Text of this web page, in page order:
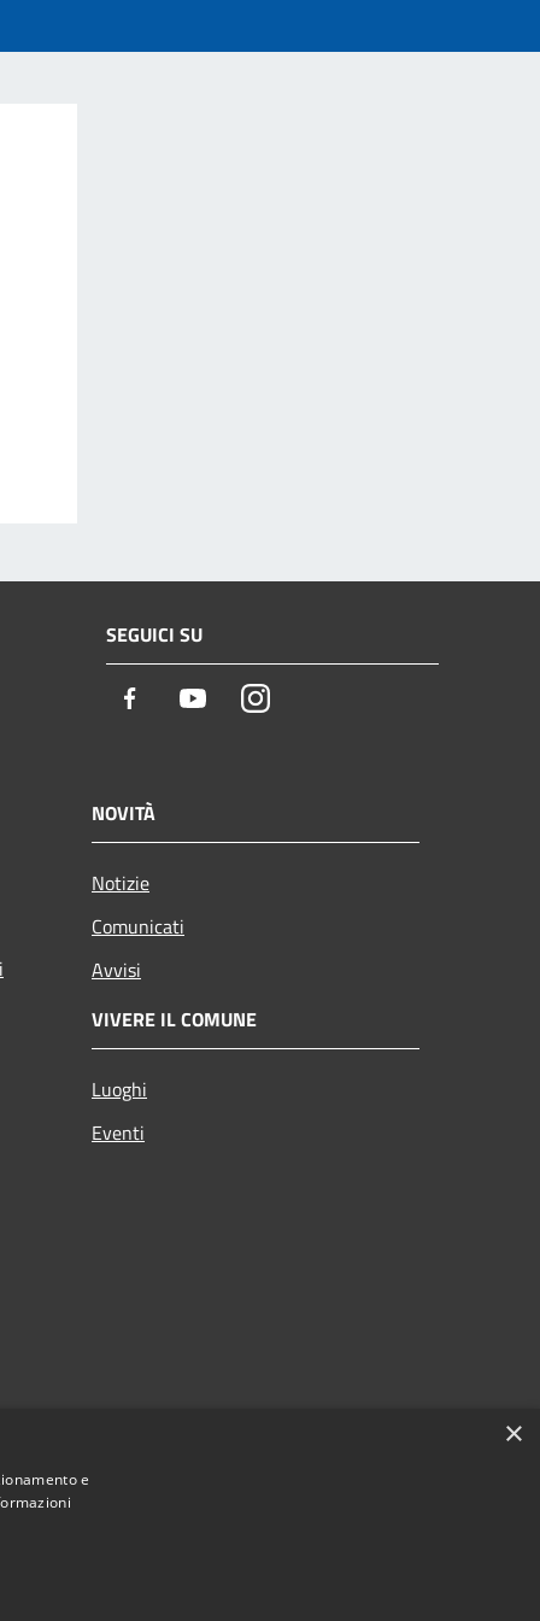
SEGUICI SU
Facebook YoutubeInstagram
NOVITÀ
Notizie
Comunicati
Avvisi
VIVERE IL COMUNE
Luoghi
Eventi
×
e